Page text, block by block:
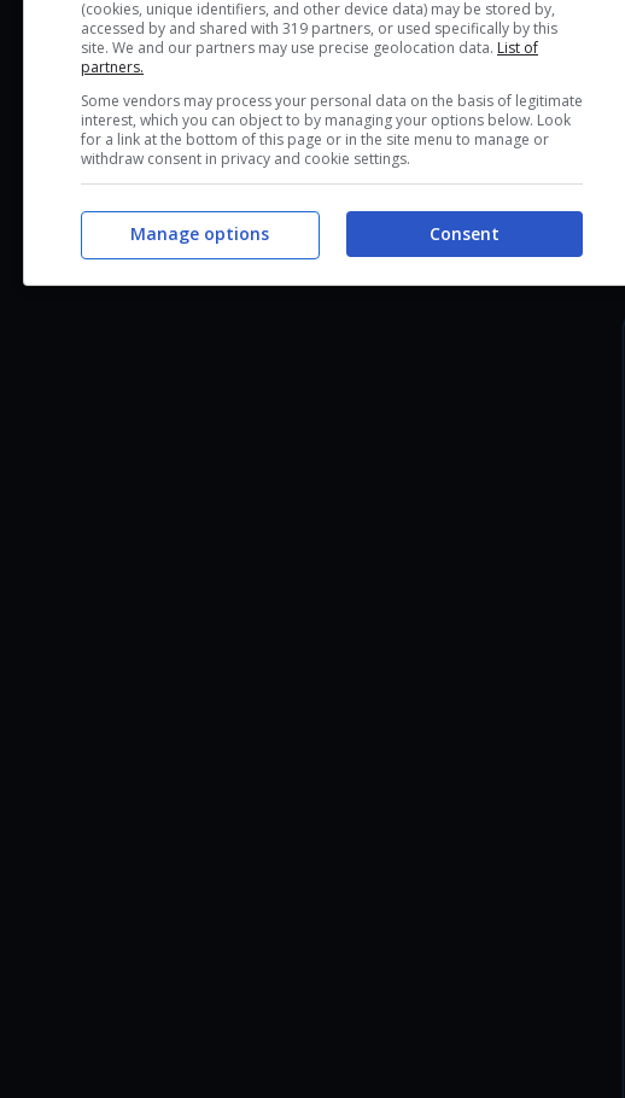
(cookies, unique identifiers, and other device data) may be stored by,
accessed by and shared with 319 partners, or used specifically by this
site. We and our partners may use precise geolocation data. List of
partners.
Some vendors may process your personal data on the basis of legitimate
interest, which you can object to by managing your options below. Look
for a link at the bottom of this page or in the site menu to manage or
withdraw consent in privacy and cookie settings.
Consent
Manage options